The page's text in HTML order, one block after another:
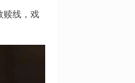
赎线，戏